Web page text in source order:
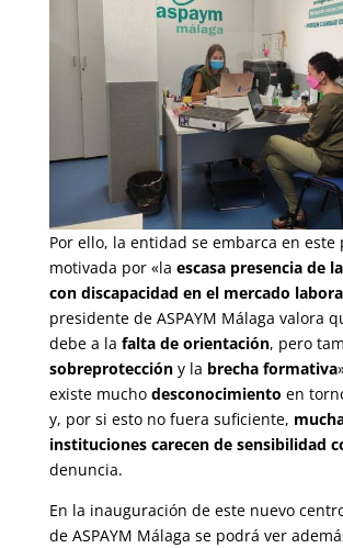
Por ello, la entidad se embarca en este
motivada por «la escasa presencia de
con discapacidad en el mercado
presidente de ASPAYM Málaga valora
debe a la falta de orientación, pero
sobreprotección y la brecha formativa
existe mucho desconocimiento en
y, por si esto no fuera suficiente,
instituciones carecen de sensibilidad
denuncia.
En la inauguración de este nuevo
de ASPAYM Málaga se podrá ver